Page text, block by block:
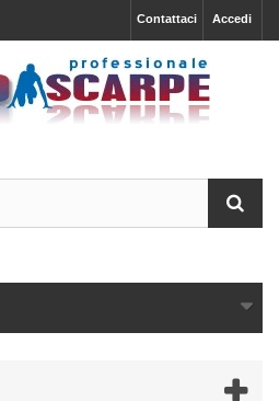
Accedi
Contattaci